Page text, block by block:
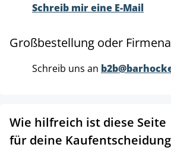
Schreib mir eine E-Mail
Großbestellung oder
Schreib uns an
Wie hilfreich ist diese Seite
für deine